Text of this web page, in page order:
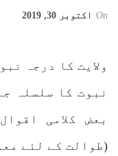
On اکتوبر 30, 2019
ولایت کا درجہ
نبوت کا سلسلہ
بعض کلامی
(طوالت کے لئے